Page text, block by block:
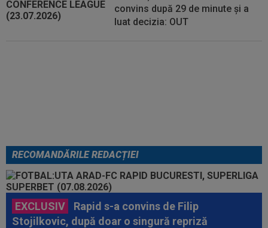
convins după 29 de minute și a
luat decizia: OUT
RECOMANDĂRILE REDACȚIEI
EXCLUSIV
Rapid s-a convins de Filip
Stojilkovic, după doar o singură repriză